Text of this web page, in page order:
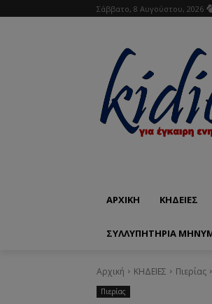
Σάββατο, 8 Αυγούστου, 2026
ΑΡΧΙΚΗ ΚΗΔΕΙΕΣ
ΣΥΛΛΥΠΗΤΗΡΙΑ
Αρχική ΚΗΔΕΙΕΣ Πιερίας
Πιερίας